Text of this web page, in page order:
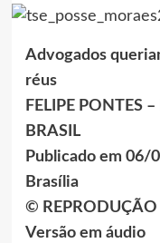
Advogados
réus
FELIPE PONTES
BRASIL
Publicado em 06/
Brasília
© REPRODUÇÃO
Versão em áudio